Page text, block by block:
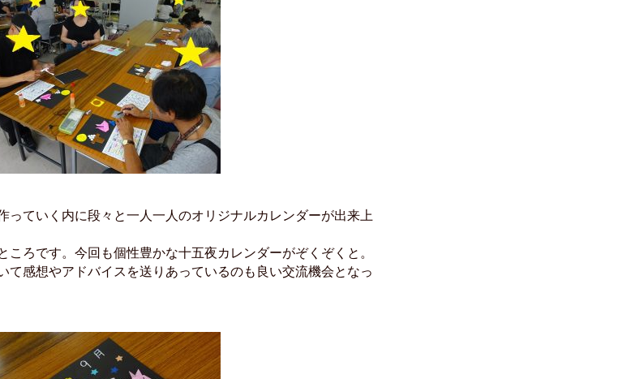
っていく内に段々と一人一人のオリジナルカレンダーが出来上
ころです。今回も個性豊かな十五夜カレンダーがぞくぞくと。
て感想やアドバイスを送りあっているのも良い交流機会となっ